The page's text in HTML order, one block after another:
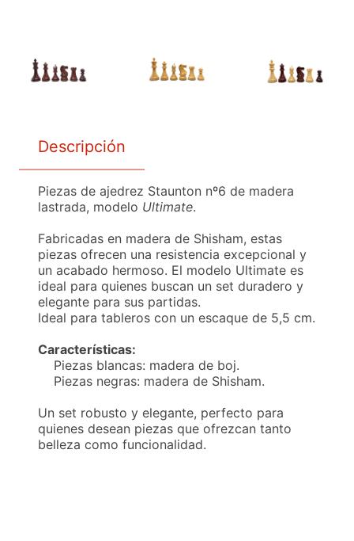
Descripción
Piezas de ajedrez Staunton nº6 de madera
lastrada, modelo Ultimate.
Fabricadas en madera de Shisham, estas
piezas ofrecen una resistencia excepcional y
un acabado hermoso. El modelo Ultimate es
ideal para quienes buscan un set duradero y
elegante para sus partidas.
Ideal para tableros con un escaque de 5,5 cm.
Características:
Piezas blancas: madera de boj.
Piezas negras: madera de Shisham.
Un set robusto y elegante, perfecto para
quienes desean piezas que ofrezcan tanto
belleza como funcionalidad.